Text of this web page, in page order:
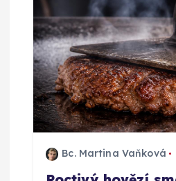
Bc. Martina Vaňková